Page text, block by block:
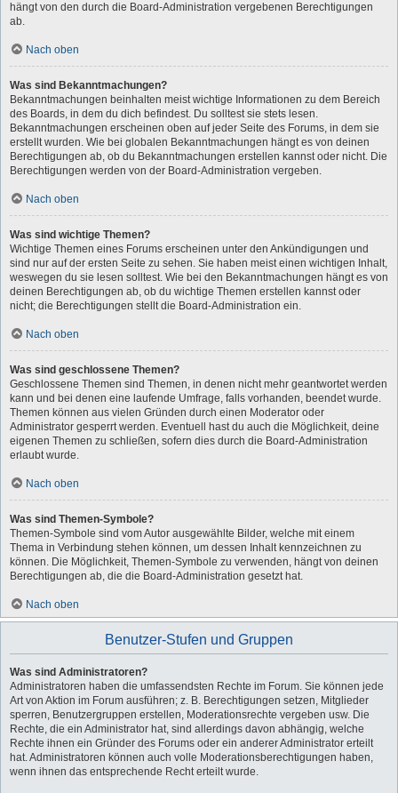
hängt von den durch die Board-Administration vergebenen Berechtigungen
ab.
Nach oben
Was sind Bekanntmachungen?
Bekanntmachungen beinhalten meist wichtige Informationen zu dem Bereich
des Boards, in dem du dich befindest. Du solltest sie stets lesen.
Bekanntmachungen erscheinen oben auf jeder Seite des Forums, in dem sie
erstellt wurden. Wie bei globalen Bekanntmachungen hängt es von deinen
Berechtigungen ab, ob du Bekanntmachungen erstellen kannst oder nicht. Die
Berechtigungen werden von der Board-Administration vergeben.
Nach oben
Was sind wichtige Themen?
Wichtige Themen eines Forums erscheinen unter den Ankündigungen und
sind nur auf der ersten Seite zu sehen. Sie haben meist einen wichtigen Inhalt,
weswegen du sie lesen solltest. Wie bei den Bekanntmachungen hängt es von
deinen Berechtigungen ab, ob du wichtige Themen erstellen kannst oder
nicht; die Berechtigungen stellt die Board-Administration ein.
Nach oben
Was sind geschlossene Themen?
Geschlossene Themen sind Themen, in denen nicht mehr geantwortet werden
kann und bei denen eine laufende Umfrage, falls vorhanden, beendet wurde.
Themen können aus vielen Gründen durch einen Moderator oder
Administrator gesperrt werden. Eventuell hast du auch die Möglichkeit, deine
eigenen Themen zu schließen, sofern dies durch die Board-Administration
erlaubt wurde.
Nach oben
Was sind Themen-Symbole?
Themen-Symbole sind vom Autor ausgewählte Bilder, welche mit einem
Thema in Verbindung stehen können, um dessen Inhalt kennzeichnen zu
können. Die Möglichkeit, Themen-Symbole zu verwenden, hängt von deinen
Berechtigungen ab, die die Board-Administration gesetzt hat.
Nach oben
Benutzer-Stufen und Gruppen
Was sind Administratoren?
Administratoren haben die umfassendsten Rechte im Forum. Sie können jede
Art von Aktion im Forum ausführen; z. B. Berechtigungen setzen, Mitglieder
sperren, Benutzergruppen erstellen, Moderationsrechte vergeben usw. Die
Rechte, die ein Administrator hat, sind allerdings davon abhängig, welche
Rechte ihnen ein Gründer des Forums oder ein anderer Administrator erteilt
hat. Administratoren können auch volle Moderationsberechtigungen haben,
wenn ihnen das entsprechende Recht erteilt wurde.